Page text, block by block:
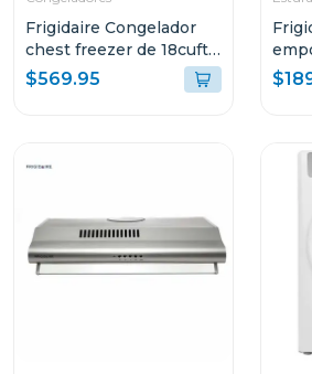
Frigidaire Congelador
chest freezer de 18cuft
ffc18w3
$569.95